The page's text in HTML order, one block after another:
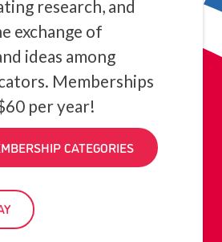
research, and
exchange of
ideas among
Memberships
per year!
CATEGORIES